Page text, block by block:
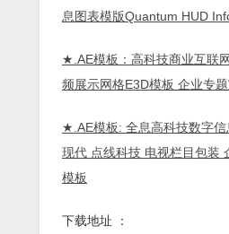
息图表模版Quantum HUD
★.AE模板：高科技商业互联
频展示网格E3D模板 企业专
★.AE模板: 全息高科技数字信
现代 点线科技 电视栏目包装
模板
下载地址 ：